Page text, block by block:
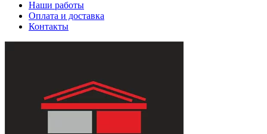
Наши работы
Оплата и доставка
Контакты